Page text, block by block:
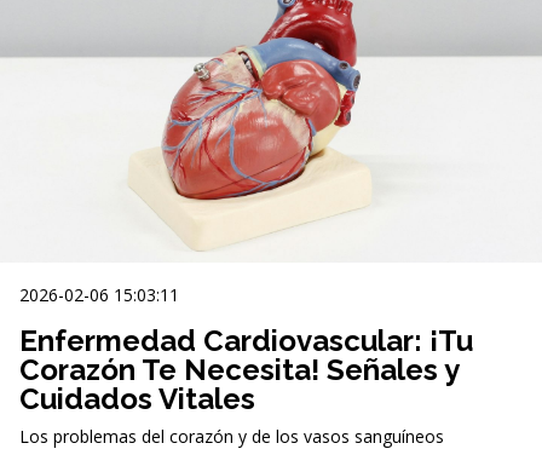
2026-02-06 15:03:11
Enfermedad Cardiovascular: ¡Tu
Corazón Te Necesita! Señales y
Cuidados Vitales
Los problemas del corazón y de los vasos sanguíneos